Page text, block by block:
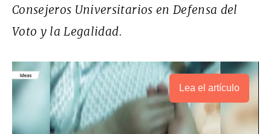
Consejeros Universitarios en Defensa del
Voto y la Legalidad.
Lea el artículo